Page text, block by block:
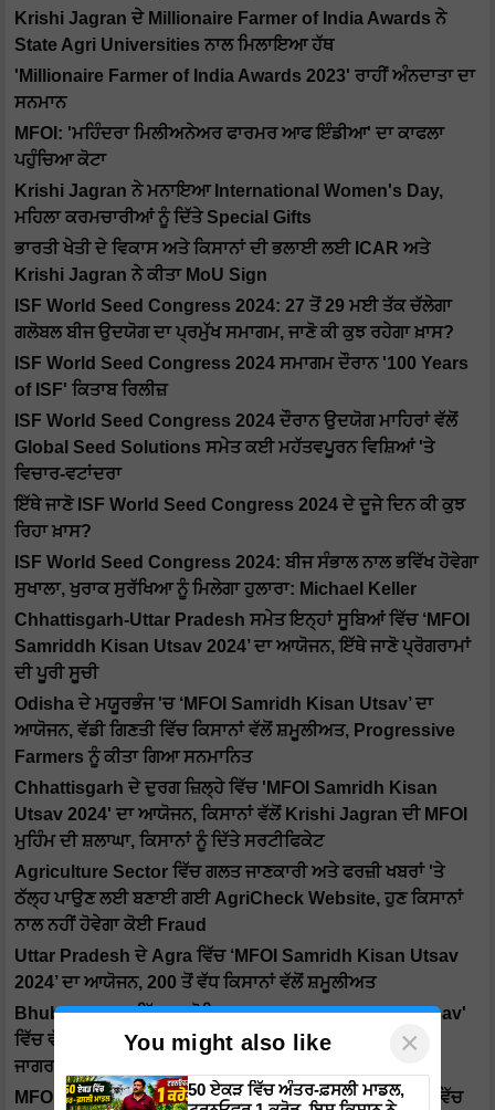
Krishi Jagran ਦੇ Millionaire Farmer of India Awards ਨੇ
State Agri Universities ਨਾਲ ਮਿਲਾਇਆ ਹੱਥ
'Millionaire Farmer of India Awards 2023' ਰਾਹੀਂ ਅੰਨਦਾਤਾ ਦਾ
ਸਨਮਾਨ
MFOI: 'ਮਹਿੰਦਰਾ ਮਿਲੀਅਨੇਅਰ ਫਾਰਮਰ ਆਫ ਇੰਡੀਆ' ਦਾ ਕਾਫਲਾ
ਪਹੁੰਚਿਆ ਕੋਟਾ
Krishi Jagran ਨੇ ਮਨਾਇਆ International Women's Day,
ਮਹਿਲਾ ਕਰਮਚਾਰੀਆਂ ਨੂੰ ਦਿੱਤੇ Special Gifts
ਭਾਰਤੀ ਖੇਤੀ ਦੇ ਵਿਕਾਸ ਅਤੇ ਕਿਸਾਨਾਂ ਦੀ ਭਲਾਈ ਲਈ ICAR ਅਤੇ
Krishi Jagran ਨੇ ਕੀਤਾ MoU Sign
ISF World Seed Congress 2024: 27 ਤੋਂ 29 ਮਈ ਤੱਕ ਚੱਲੇਗਾ
ਗਲੋਬਲ ਬੀਜ ਉਦਯੋਗ ਦਾ ਪ੍ਰਮੁੱਖ ਸਮਾਗਮ, ਜਾਣੋ ਕੀ ਕੁਝ ਰਹੇਗਾ ਖ਼ਾਸ?
ISF World Seed Congress 2024 ਸਮਾਗਮ ਦੌਰਾਨ '100 Years
of ISF' ਕਿਤਾਬ ਰਿਲੀਜ਼
ISF World Seed Congress 2024 ਦੌਰਾਨ ਉਦਯੋਗ ਮਾਹਿਰਾਂ ਵੱਲੋਂ
Global Seed Solutions ਸਮੇਤ ਕਈ ਮਹੱਤਵਪੂਰਨ ਵਿਸ਼ਿਆਂ 'ਤੇ
ਵਿਚਾਰ-ਵਟਾਂਦਰਾ
ਇੱਥੇ ਜਾਣੋ ISF World Seed Congress 2024 ਦੇ ਦੂਜੇ ਦਿਨ ਕੀ ਕੁਝ
ਰਿਹਾ ਖ਼ਾਸ?
ISF World Seed Congress 2024: ਬੀਜ ਸੰਭਾਲ ਨਾਲ ਭਵਿੱਖ ਹੋਵੇਗਾ
ਸੁਖਾਲਾ, ਖੁਰਾਕ ਸੁਰੱਖਿਆ ਨੂੰ ਮਿਲੇਗਾ ਹੁਲਾਰਾ: Michael Keller
Chhattisgarh-Uttar Pradesh ਸਮੇਤ ਇਨ੍ਹਾਂ ਸੂਬਿਆਂ ਵਿੱਚ ‘MFOI
Samriddh Kisan Utsav 2024’ ਦਾ ਆਯੋਜਨ, ਇੱਥੇ ਜਾਣੋ ਪ੍ਰੋਗਰਾਮਾਂ
ਦੀ ਪੂਰੀ ਸੂਚੀ
Odisha ਦੇ ਮਯੂਰਭੰਜ 'ਚ ‘MFOI Samridh Kisan Utsav’ ਦਾ
ਆਯੋਜਨ, ਵੱਡੀ ਗਿਣਤੀ ਵਿੱਚ ਕਿਸਾਨਾਂ ਵੱਲੋਂ ਸ਼ਮੂਲੀਅਤ, Progressive
Farmers ਨੂੰ ਕੀਤਾ ਗਿਆ ਸਨਮਾਨਿਤ
Chhattisgarh ਦੇ ਦੁਰਗ ਜ਼ਿਲ੍ਹੇ ਵਿੱਚ 'MFOI Samridh Kisan
Utsav 2024' ਦਾ ਆਯੋਜਨ, ਕਿਸਾਨਾਂ ਵੱਲੋਂ Krishi Jagran ਦੀ MFOI
ਮੁਹਿੰਮ ਦੀ ਸ਼ਲਾਘਾ, ਕਿਸਾਨਾਂ ਨੂੰ ਦਿੱਤੇ ਸਰਟੀਫਿਕੇਟ
Agriculture Sector ਵਿੱਚ ਗਲਤ ਜਾਣਕਾਰੀ ਅਤੇ ਫਰਜ਼ੀ ਖਬਰਾਂ 'ਤੇ
ਠੱਲ੍ਹ ਪਾਉਣ ਲਈ ਬਣਾਈ ਗਈ AgriCheck Website, ਹੁਣ ਕਿਸਾਨਾਂ
ਨਾਲ ਨਹੀਂ ਹੋਵੇਗਾ ਕੋਈ Fraud
Uttar Pradesh ਦੇ Agra ਵਿੱਚ ‘MFOI Samridh Kisan Utsav
2024’ ਦਾ ਆਯੋਜਨ, 200 ਤੋਂ ਵੱਧ ਕਿਸਾਨਾਂ ਵੱਲੋਂ ਸ਼ਮੂਲੀਅਤ
Bhubaneswar ਵਿੱਚ ਆਯੋਜਿਤ 'MFOI Samridh Kisan Utsav'
ਵਿੱਚ ਵੱਡੀ ਗਿਣਤੀ ਵਿੱਚ ਪਹੁੰਚੇ Progressive Farmers, ਕ੍ਰਿਸ਼ੀ
ਜਾਗਰਣ ਦੀ MFOI ਮੁਹਿੰਮ ਦੀ ਕੀਤੀ ਸ਼ਲਾਘਾ
MFOI Samridh Kisan Utsav 2024: ਕੋਂਡਗਾਓਂ, ਛੱਤੀਸਗੜ੍ਹ ਵਿੱਚ
You might also like ×
50 ਏਕੜ ਵਿੱਚ ਅੰਤਰ-ਫ਼ਸਲੀ ਮਾਡਲ,